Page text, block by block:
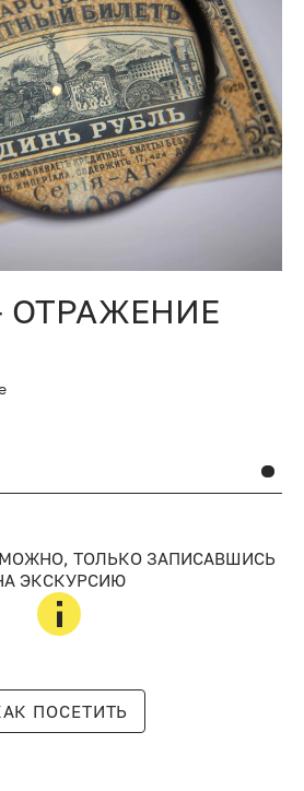
ОТРАЖЕНИЕ
ТОЛЬКО ЗАПИСАВШИСЬ
ЭКСКУРСИЮ
ПОСЕТИТЬ